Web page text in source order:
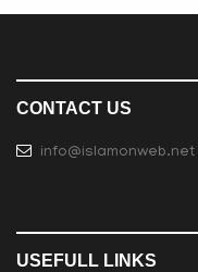
CONTACT US
info@islamonweb.net
USEFULL LINKS